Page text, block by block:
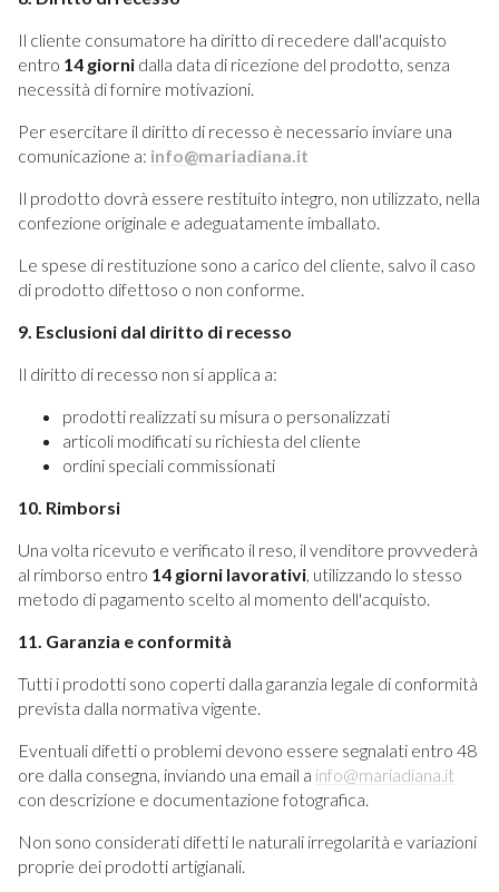
Il cliente consumatore ha diritto di recedere dall'acquisto
entro 14 giorni dalla data di ricezione del prodotto, senza
necessità di fornire motivazioni.
Per esercitare il diritto di recesso è necessario inviare una
comunicazione a: info@mariadiana.it
Il prodotto dovrà essere restituito integro, non utilizzato, nella
confezione originale e adeguatamente imballato.
Le spese di restituzione sono a carico del cliente, salvo il caso
di prodotto difettoso o non conforme.
9. Esclusioni dal diritto di recesso
Il diritto di recesso non si applica a:
prodotti realizzati su misura o personalizzati
articoli modificati su richiesta del cliente
ordini speciali commissionati
10. Rimborsi
Una volta ricevuto e verificato il reso, il venditore provvederà
al rimborso entro 14 giorni lavorativi, utilizzando lo stesso
metodo di pagamento scelto al momento dell'acquisto.
11. Garanzia e conformità
Tutti i prodotti sono coperti dalla garanzia legale di conformità
prevista dalla normativa vigente.
Eventuali difetti o problemi devono essere segnalati entro 48
ore dalla consegna, inviando una email a info@mariadiana.it
con descrizione e documentazione fotografica.
Non sono considerati difetti le naturali irregolarità e variazioni
proprie dei prodotti artigianali.